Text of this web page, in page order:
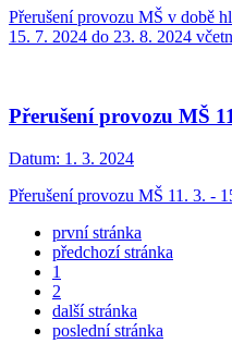
Přerušení provozu MŠ v době
15. 7. 2024 do 23. 8. 2024
Přerušení provozu MŠ
Datum: 1. 3. 2024
Přerušení provozu MŠ 11. 3. -
první stránka
předchozí stránka
1
2
další stránka
poslední stránka